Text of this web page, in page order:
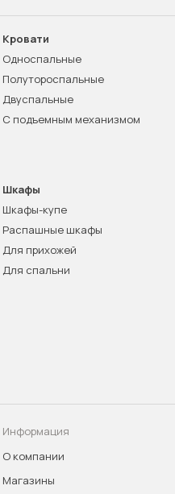
Кровати
Односпальные
Полутороспальные
Двуспальные
С подъемным механизмом
Шкафы
Шкафы-купе
Распашные шкафы
Для прихожей
Для спальни
Информация
О компании
Магазины